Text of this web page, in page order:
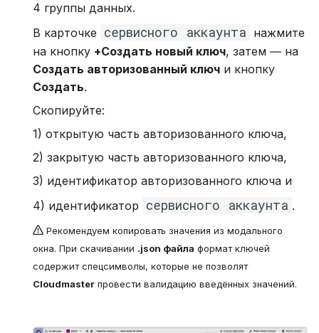
4 группы данных.
В карточке сервисного аккаунта нажмите
на кнопку +Создать новый ключ, затем ― на
Создать авторизованный ключ и кнопку
Создать.
Cкопируйте:
1) открытую часть авторизованного ключа,
2) закрытую часть авторизованного ключа,
3) идентификатор авторизованного ключа и
4) идентификатор сервисного аккаунта .
Рекомендуем копировать значения из модального
окна. При скачивании .json файла формат ключей
содержит спецсимволы, которые не позволят
Cloudmaster провести валидацию введённых значений.